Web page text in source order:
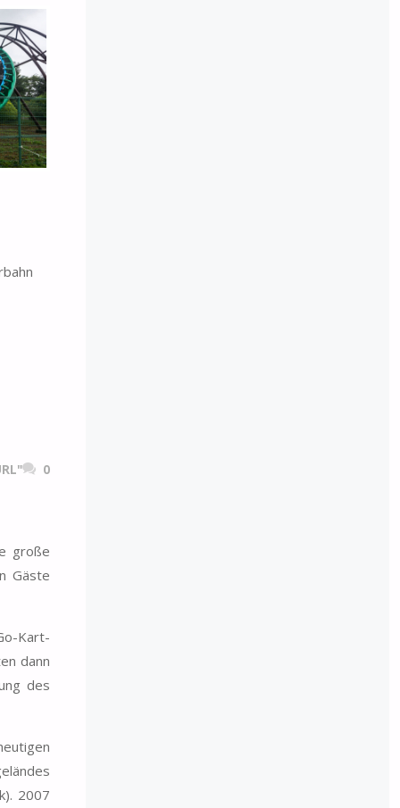
0
große
Gäste
Kart-
dann
des
2007